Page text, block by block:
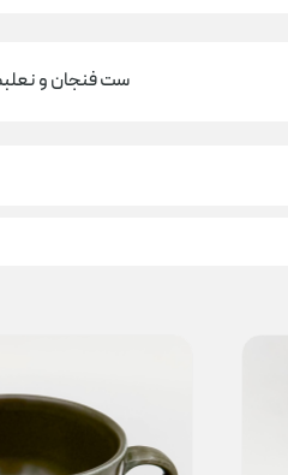
ست فنجان و نعلبکی ۱۲ پارچه لته